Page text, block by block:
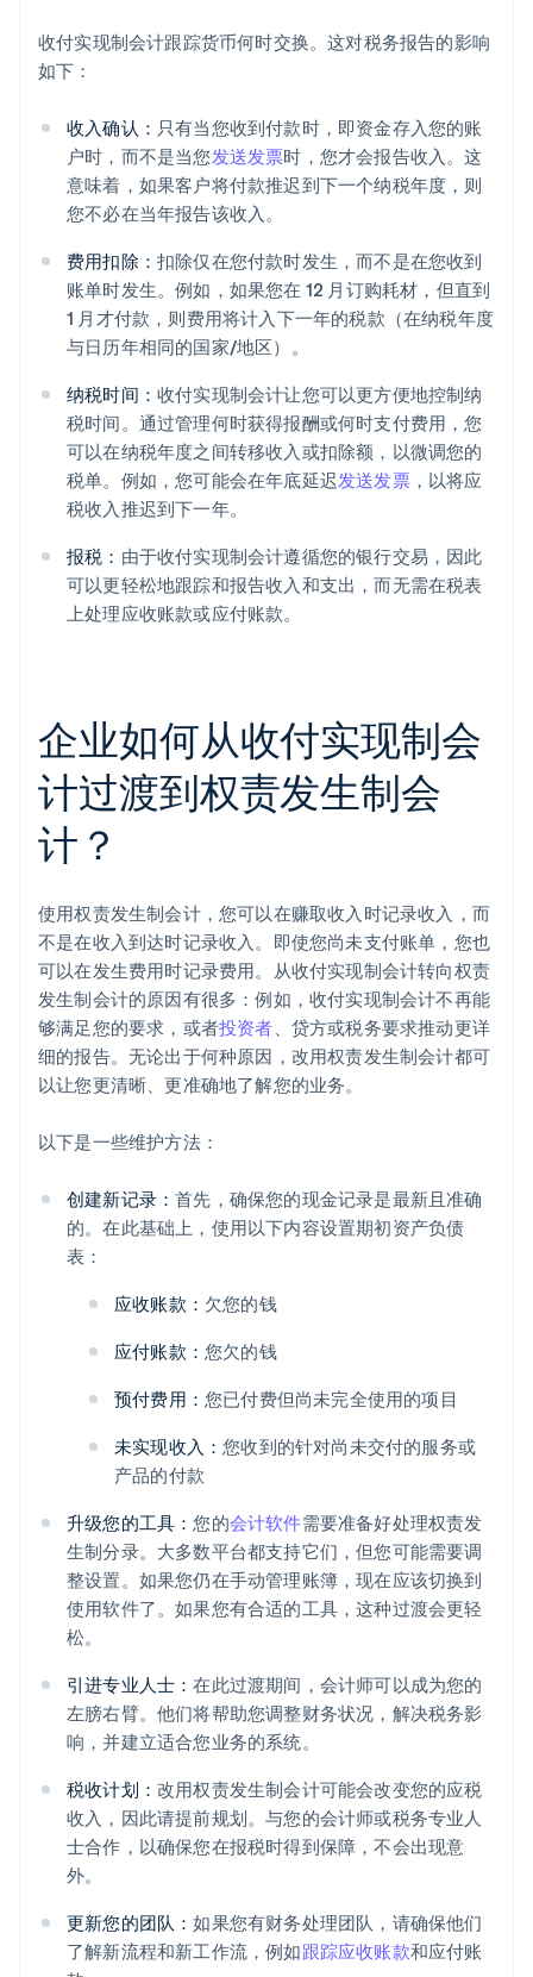
收付实现制会计跟踪货币何时交换。这对税务报告的影响
如下：
收入确认： 只有当您收到付款时，即资金存入您的账
户时，而不是当您发送发票时，您才会报告收入。这
意味着，如果客户将付款推迟到下一个纳税年度，则
您不必在当年报告该收入。
费用扣除： 扣除仅在您付款时发生，而不是在您收到
账单时发生。例如，如果您在 12 月订购耗材，但直到
1 月才付款，则费用将计入下一年的税款（在纳税年度
与日历年相同的国家/地区）。
纳税时间： 收付实现制会计让您可以更方便地控制纳
税时间。通过管理何时获得报酬或何时支付费用，您
可以在纳税年度之间转移收入或扣除额，以微调您的
税单。例如，您可能会在年底延迟发送发票，以将应
税收入推迟到下一年。
报税： 由于收付实现制会计遵循您的银行交易，因此
可以更轻松地跟踪和报告收入和支出，而无需在税表
上处理应收账款或应付账款。
企业如何从收付实现制会
计过渡到权责发生制会
计？
使用权责发生制会计，您可以在赚取收入时记录收入，而
不是在收入到达时记录收入。即使您尚未支付账单，您也
可以在发生费用时记录费用。从收付实现制会计转向权责
发生制会计的原因有很多：例如，收付实现制会计不再能
够满足您的要求，或者投资者、贷方或税务要求推动更详
细的报告。无论出于何种原因，改用权责发生制会计都可
以让您更清晰、更准确地了解您的业务。
以下是一些维护方法：
创建新记录：首先，确保您的现金记录是最新且准确
的。在此基础上，使用以下内容设置期初资产负债
表：
应收账款： 欠您的钱
应付账款： 您欠的钱
预付费用： 您已付费但尚未完全使用的项目
未实现收入：您收到的针对尚未交付的服务或
产品的付款
升级您的工具：您的会计软件需要准备好处理权责发
生制分录。大多数平台都支持它们，但您可能需要调
整设置。如果您仍在手动管理账簿，现在应该切换到
使用软件了。如果您有合适的工具，这种过渡会更轻
松。
引进专业人士：在此过渡期间，会计师可以成为您的
左膀右臂。他们将帮助您调整财务状况，解决税务影
响，并建立适合您业务的系统。
税收计划： 改用权责发生制会计可能会改变您的应税
收入，因此请提前规划。与您的会计师或税务专业人
士合作，以确保您在报税时得到保障，不会出现意
外。
更新您的团队：如果您有财务处理团队，请确保他们
了解新流程和新工作流，例如跟踪应收账款和应付账
阿联酋
English
爱尔兰
English
爱沙尼亚
English
奥地利
澳大利亚
English
巴西